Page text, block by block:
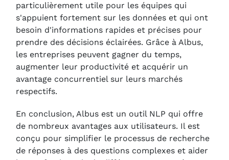
particulièrement utile pour les équipes qui
s'appuient fortement sur les données et qui ont
besoin d'informations rapides et précises pour
prendre des décisions éclairées. Grâce à Albus,
les entreprises peuvent gagner du temps,
augmenter leur productivité et acquérir un
avantage concurrentiel sur leurs marchés
respectifs.
En conclusion, Albus est un outil NLP qui offre
de nombreux avantages aux utilisateurs. Il est
conçu pour simplifier le processus de recherche
de réponses à des questions complexes et aider